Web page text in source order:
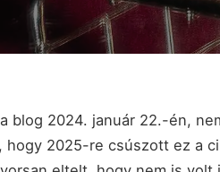
blog 2024. január 22.-én,
hogy 2025-re csúszott ez a